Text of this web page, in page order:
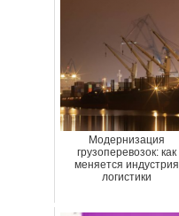
Модернизация
грузоперевозок: как
меняется индустрия
логистики